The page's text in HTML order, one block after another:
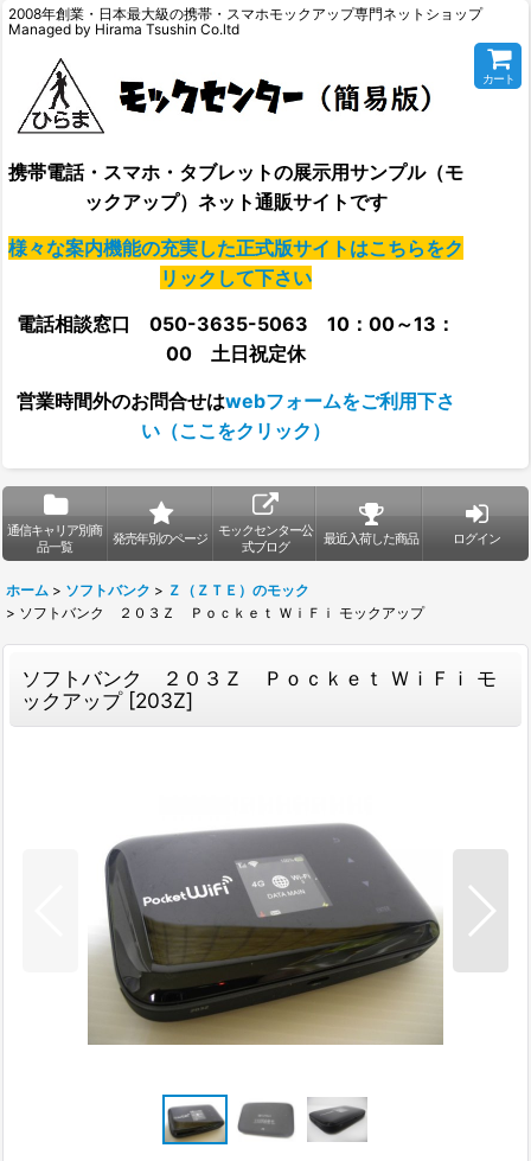
2008年創業・日本最大級の携帯・スマホモックアップ専門ネットショップ
Managed by Hirama Tsushin Co.ltd
携帯電話・スマホ・タブレットの展示用サンプル（モ
ックアップ）ネット通販サイトです
様々な案内機能の充実した正式版サイトはこちらをク
リックして下さい
電話相談窓口 050-3635-5063 10：00～13：
00 土日祝定休
営業時間外のお問合せはwebフォームをご利用下さ
い（ここをクリック）
カート
通信キャリア別商
品一覧
発売年別のページ
モックセンター公
式ブログ
最近入荷した商品 ログイン
ホーム > ソフトバンク > Ｚ（ＺＴＥ）のモック
> ソフトバンク ２０３Ｚ Ｐｏｃｋｅｔ ＷｉＦｉ モックアップ
ソフトバンク ２０３Ｚ Ｐｏｃｋｅｔ ＷｉＦｉ モ
ックアップ [203Z]